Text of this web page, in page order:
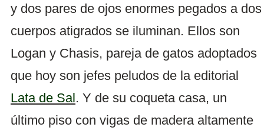
y dos pares de ojos enormes pegados a dos
cuerpos atigrados se iluminan. Ellos son
Logan y Chasis, pareja de gatos adoptados
que hoy son jefes peludos de la editorial
Lata de Sal. Y de su coqueta casa, un
último piso con vigas de madera altamente